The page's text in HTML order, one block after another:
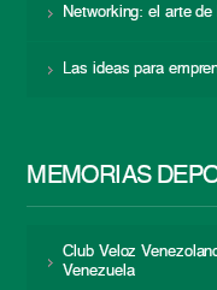
Networking: el arte de
Las ideas para
MEMORIAS
Club Veloz
Venezuela